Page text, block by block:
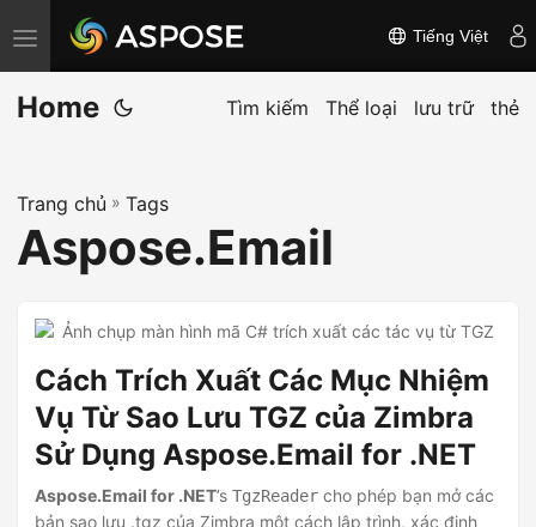
C
h
u
n
đ
đ
ề
ư
Tiếng Việt
Home Tìm kiếm Thể loại lưu trữ thẻ
Trang chủ » Tags
Aspose.Email
Cách Trích Xuất Các Mục Nhiệm
Vụ Từ Sao Lưu TGZ của Zimbra
Sử Dụng Aspose.Email for .NET
Aspose.Email for .NET’s TgzReader cho phép bạn mở các
bản sao lưu .tgz của Zimbra một cách lập trình, xác định